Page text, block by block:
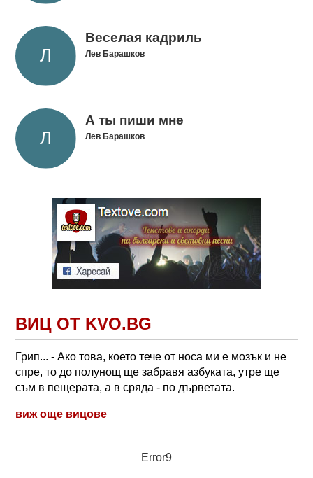
Веселая кадриль
Лев Барашков
А ты пиши мне
Лев Барашков
ВИЦ ОТ KVO.BG
Грип... - Ако това, което тече от носа ми е мозък и не
спре, то до полунощ ще забравя азбуката, утре ще
съм в пещерата, а в сряда - по дърветата.
виж още вицове
Error9